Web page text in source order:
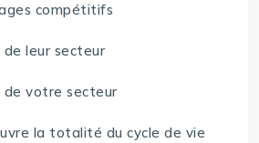
compétitifs
leur secteur
de votre secteur
la totalité du cycle de vie